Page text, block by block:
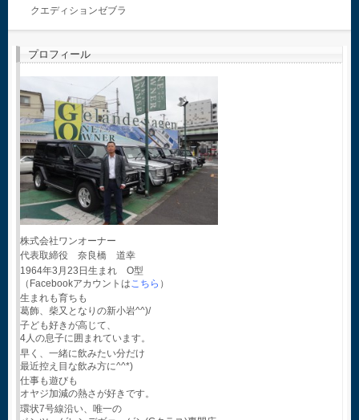
クエディションゼブラ
プロフィール
株式会社ワンオーナー
代表取締役 奈良橋 道幸
1964年3月23日生まれ O型
（Facebookアカウントは こちら ）
生まれも育ちも
葛飾、柴又となりの新小岩^^)/
子ども好きが高じて、
4人の息子に囲まれています。
早く、一緒に飲みたい分だけ
最近控え目な飲み方に^^*)
仕事も遊びも
オヤジ加減の熱さが好きです。
環状7号線沿い、唯一の